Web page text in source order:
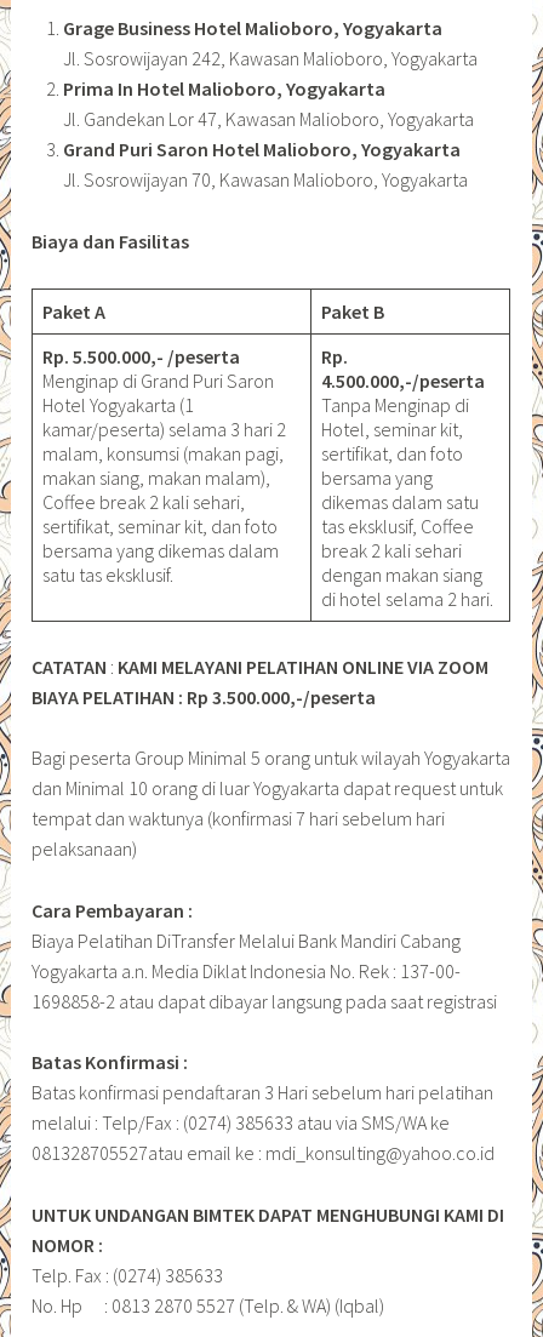
Grage Business Hotel Malioboro, Yogyakarta
Jl. Sosrowijayan 242, Kawasan Malioboro, Yogyakarta
Prima In Hotel Malioboro, Yogyakarta
Jl. Gandekan Lor 47, Kawasan Malioboro, Yogyakarta
Grand Puri Saron Hotel Malioboro, Yogyakarta
Jl. Sosrowijayan 70, Kawasan Malioboro, Yogyakarta
Biaya dan Fasilitas
Paket A
Paket B
Rp. 5.500.000,- /peserta
Menginap di Grand Puri Saron
Hotel Yogyakarta (1
kamar/peserta) selama 3 hari 2
malam, konsumsi (makan pagi,
makan siang, makan malam),
Coffee break 2 kali sehari,
sertifikat, seminar kit, dan foto
bersama yang dikemas dalam
satu tas eksklusif.
Rp.
4.500.000,-/peserta
Tanpa Menginap di
Hotel, seminar kit,
sertifikat, dan foto
bersama yang
dikemas dalam satu
tas eksklusif, Coffee
break 2 kali sehari
dengan makan siang
di hotel selama 2 hari.
CATATAN : KAMI MELAYANI PELATIHAN ONLINE VIA ZOOM
BIAYA PELATIHAN : Rp 3.500.000,-/peserta
Bagi peserta Group Minimal 5 orang untuk wilayah Yogyakarta
dan Minimal 10 orang di luar Yogyakarta dapat request untuk
tempat dan waktunya (konfirmasi 7 hari sebelum hari
pelaksanaan)
Cara Pembayaran :
Biaya Pelatihan DiTransfer Melalui Bank Mandiri Cabang
Yogyakarta a.n. Media Diklat Indonesia No. Rek : 137-00-
1698858-2 atau dapat dibayar langsung pada saat registrasi
Batas Konfirmasi :
Batas konfirmasi pendaftaran 3 Hari sebelum hari pelatihan
melalui : Telp/Fax : (0274) 385633 atau via SMS/WA ke
081328705527atau email ke : mdi_konsulting@yahoo.co.id
UNTUK UNDANGAN BIMTEK DAPAT MENGHUBUNGI KAMI DI
NOMOR :
Telp. Fax : (0274) 385633
No. Hp : 0813 2870 5527 (Telp. & WA) (Iqbal)